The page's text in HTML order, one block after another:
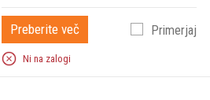
Preberite več Primerjaj
Ni na zalogi